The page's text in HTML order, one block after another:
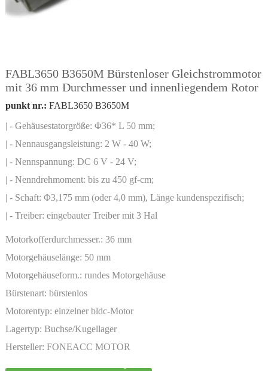
FABL3650 B3650M Bürstenloser Gleichstrommotor
mit 36 mm Durchmesser und innenliegendem Rotor
punkt nr.: FABL3650 B3650M
| - Gehäusestatorgröße: Φ36* L 50 mm;
| - Nennausgangsleistung: 2 W - 40 W;
| - Nennspannung: DC 6 V - 24 V;
| - Nenndrehmoment: bis zu 450 gf-cm;
| - Schaft: Φ3,175 mm (oder 4,0 mm), Länge kundenspezifisch;
| - Treiber: eingebauter Treiber mit 3 Hal
Motorkofferdurchmesser.: 36 mm
Motorgehäuselänge: 50 mm
Motorgehäuseform.: rundes Motorgehäuse
Bürstenart: bürstenlos
Motorentyp: einzelner bldc-Motor
Lagertyp: Buchse/Kugellager
Hersteller: FONEACC MOTOR